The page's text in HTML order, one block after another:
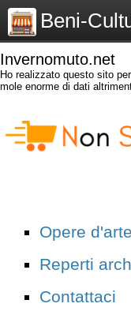
Beni-
Invernomuto.net
Ho realizzato questo sito
mole enorme di dati
Opere
Reperti
Contattaci